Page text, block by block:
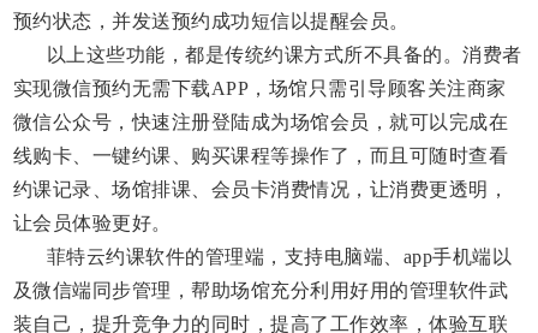
预约状态，并发送预约成功短信以提醒会员。
以上这些功能，都是传统约课方式所不具备的。消费者
实现微信预约无需下载APP，场馆只需引导顾客关注商家
微信公众号，快速注册登陆成为场馆会员，就可以完成在
线购卡、一键约课、购买课程等操作了，而且可随时查看
约课记录、场馆排课、会员卡消费情况，让消费更透明，
让会员体验更好。
菲特云约课软件的管理端，支持电脑端、app手机端以
及微信端同步管理，帮助场馆充分利用好用的管理软件武
装自己，提升竞争力的同时，提高了工作效率，体验互联